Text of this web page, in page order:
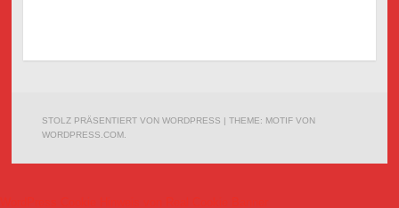
STOLZ PRÄSENTIERT VON WORDPRESS |THEME: MOTIF VON
WORDPRESS.COM